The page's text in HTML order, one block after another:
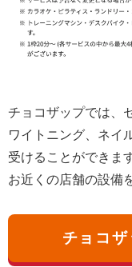
チョコザップでは、
ワイトニング、ネイ
受けることができま
お近くの店舗の設備
チョコ